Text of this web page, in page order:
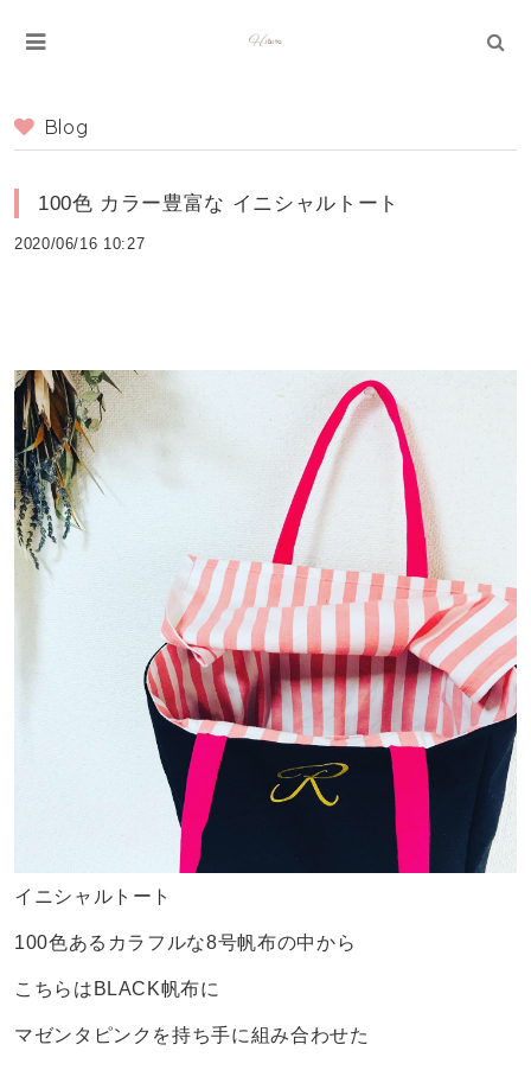
Blog
100色 カラー豊富な イニシャルトート
2020/06/16 10:27
イニシャルトート
100色あるカラフルな8号帆布の中から
こちらはBLACK帆布に
マゼンタピンクを持ち手に組み合わせた